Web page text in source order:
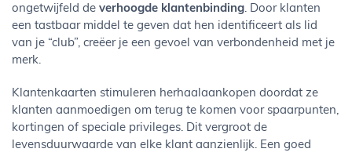
ongetwijfeld de verhoogde klantenbinding. Door klanten
een tastbaar middel te geven dat hen identificeert als lid
van je “club”, creëer je een gevoel van verbondenheid met je
merk.
Klantenkaarten stimuleren herhaalaankopen doordat ze
klanten aanmoedigen om terug te komen voor spaarpunten,
kortingen of speciale privileges. Dit vergroot de
levensduurwaarde van elke klant aanzienlijk. Een goed